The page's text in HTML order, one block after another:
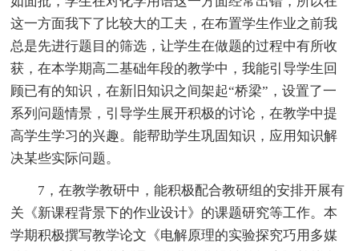
这一方面我下了比较大的工夫，在布置学生作业之前我
总是先进行题目的筛选，让学生在做题的过程中有所收
获，在本学期高二基础年段的教学中，我能引导学生回
顾已有的知识，在新旧知识之间架起“桥梁”，设置了一
系列问题情景，引导学生展开积极的讨论，在教学中提
高学生学习的兴趣。能帮助学生巩固知识，应用知识解
决某些实际问题。
7，在教学教研中，能积极配合教研组的安排开展有
关《新课程背景下的作业设计》的课题研究等工作。本
学期积极撰写教学论文《电解原理的实验探究巧用多媒